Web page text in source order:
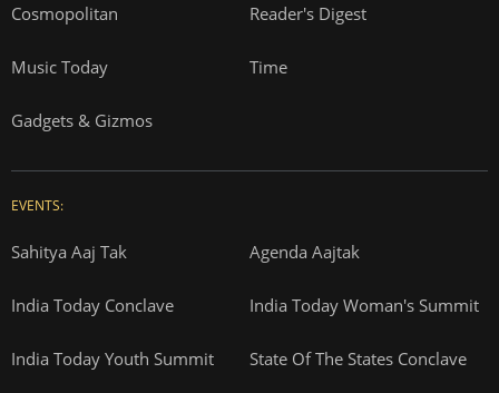
Cosmopolitan Reader's Digest
Music Today Time
Gadgets & Gizmos
EVENTS:
Sahitya Aaj Tak Agenda Aajtak
India Today Conclave India Today Woman's Summit
India Today Youth Summit State Of The States Conclave